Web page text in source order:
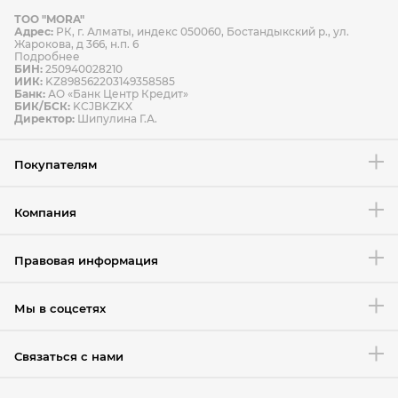
Способы оплаты Способы доставки
Условия возврата товара
ТОО "MORA"
Адрес: РК, г. Алматы, индекс 050060, Бостандыкский р., ул.
Жарокова, д 366, н.п. 6
Подробнее
БИН: 250940028210
ИИК: KZ898562203149358585
Банк: АО «Банк Центр Кредит»
БИК/БСК: KCJBKZKX
Директор: Шипулина Г.А.
Покупателям
Компания
Правовая информация
Мы в соцсетях
Связаться с нами